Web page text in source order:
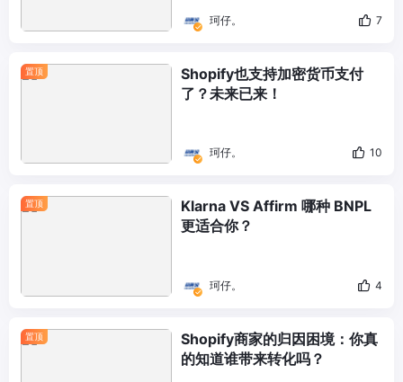
珂仔。 7
置顶
Shopify也支持加密货币支付
了？未来已来！
珂仔。 10
置顶
Klarna VS Affirm 哪种 BNPL
更适合你？
珂仔。 4
置顶
Shopify商家的归因困境：你真
的知道谁带来转化吗？